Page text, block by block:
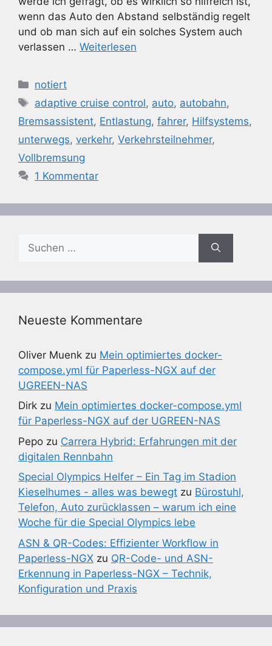
wenn das Auto den Abstand selbständig regelt
und ob man sich auf ein solches System auch
verlassen … Weiterlesen
Kategorien
notiert
Schlagwörter
adaptive cruise control, auto, autobahn,
Bremsassistent, Entlastung, fahrer, Hilfsystems,
unterwegs, verkehr, Verkehrsteilnehmer,
Vollbremsung
1 Kommentar
nach:
Neueste Kommentare
Oliver Muenk zu Mein optimiertes docker-
compose.yml für Paperless-NGX auf der
UGREEN-NAS
Dirk zu Mein optimiertes docker-compose.yml
für Paperless-NGX auf der UGREEN-NAS
Pepo zu Carrera Hybrid: Erfahrungen mit der
digitalen Rennbahn
Special Olympics Helfer – Ein Tag im Stadion
Kieselhumes - alles was bewegt zu Bürostuhl,
Telefon, Auto zurücklassen – warum ich eine
Woche für die Special Olympics lebe
ASN & QR-Codes: Effizienter Workflow in
Paperless-NGX zu QR-Code- und ASN-
Erkennung in Paperless-NGX – Technik,
Konfiguration und Praxis